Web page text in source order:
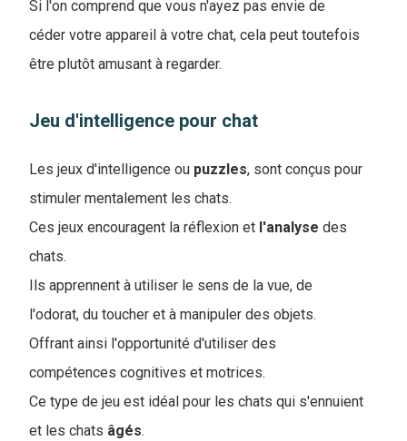
Si l'on comprend que vous n'ayez pas envie de
céder votre appareil à votre chat, cela peut toutefois
être plutôt amusant à regarder.
Jeu d'intelligence pour chat
Les jeux d'intelligence ou puzzles, sont conçus pour
stimuler mentalement les chats.
Ces jeux encouragent la réflexion et l'analyse des
chats.
Ils apprennent à utiliser le sens de la vue, de
l'odorat, du toucher et à manipuler des objets.
Offrant ainsi l'opportunité d'utiliser des
compétences cognitives et motrices.
Ce type de jeu est idéal pour les chats qui s'ennuient
et les chats âgés.